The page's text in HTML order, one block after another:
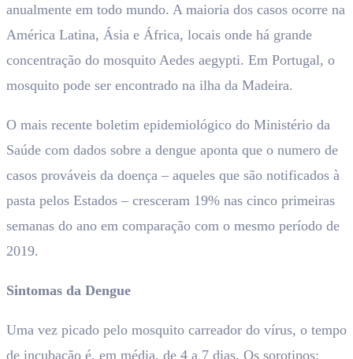
anualmente em todo mundo. A maioria dos casos ocorre na
América Latina, Ásia e África, locais onde há grande
concentração do mosquito Aedes aegypti. Em Portugal, o
mosquito pode ser encontrado na ilha da Madeira.
O mais recente boletim epidemiológico do Ministério da
Saúde com dados sobre a dengue aponta que o numero de
casos prováveis da doença – aqueles que são notificados à
pasta pelos Estados – cresceram 19% nas cinco primeiras
semanas do ano em comparação com o mesmo período de
2019.
Sintomas da Dengue
Uma vez picado pelo mosquito carreador do vírus, o tempo
de incubação é, em média, de 4 a 7 dias. Os sorotipos: